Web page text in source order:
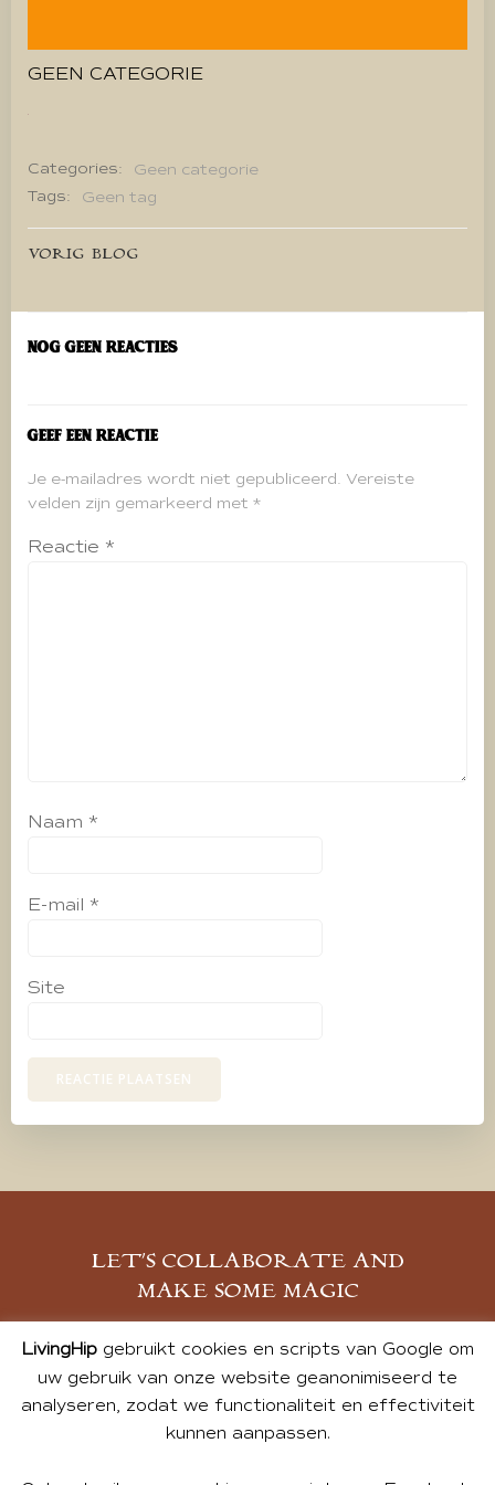
GEEN CATEGORIE
Categories:
Geen categorie
Tags:
Geen tag
Bericht
navigatie
VORIG BLOG
Nog geen reacties
Geef een reactie
Je e-mailadres wordt niet gepubliceerd. Vereiste
velden zijn gemarkeerd met *
Reactie *
Naam *
E-mail *
Site
LET’S COLLABORATE AND
MAKE SOME MAGIC
MELD JE AAN
LivingHipgebruikt cookies en scripts van Google om
uw gebruik van onze website geanonimiseerd te
analyseren, zodat we functionaliteit en effectiviteit
kunnen aanpassen.